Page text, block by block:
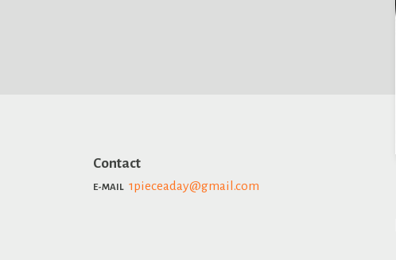
Contact
E-MAIL 1pieceaday@gmail.com